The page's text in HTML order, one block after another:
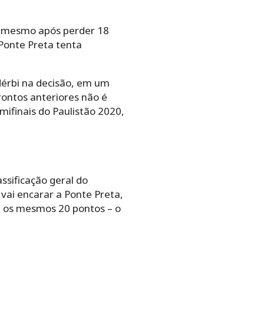
após perder 18
Preta tenta
na decisão, em um
anteriores não é
do Paulistão 2020,
geral do
encarar a Ponte Preta,
mesmos 20 pontos – o